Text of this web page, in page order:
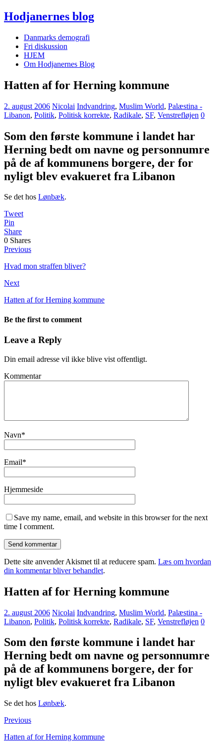
Hodjanernes blog
Danmarks demografi
Fri diskussion
HJEM
Om Hodjanernes Blog
Hatten af for Herning kommune
2. august 2006 Nicolai Indvandring, Muslim World, Palæstina -
Libanon, Politik, Politisk korrekte, Radikale, SF, Venstrefløjen 0
Som den første kommune i landet har
Herning bedt om navne og personnumre
på de af kommunens borgere, der for
nyligt blev evakueret fra Libanon
Se det hos Lønbæk.
Tweet
Pin
Share
0 Shares
Previous
Hvad mon straffen bliver?
Next
Hatten af for Herning kommune
Be the first to comment
Leave a Reply
Din email adresse vil ikke blive vist offentligt.
Kommentar
Navn*
Email*
Hjemmeside
Save my name, email, and website in this browser for the next
time I comment.
Dette site anvender Akismet til at reducere spam. Læs om hvordan
din kommentar bliver behandlet.
Hatten af for Herning kommune
2. august 2006 Nicolai Indvandring, Muslim World, Palæstina -
Libanon, Politik, Politisk korrekte, Radikale, SF, Venstrefløjen 0
Som den første kommune i landet har
Herning bedt om navne og personnumre
på de af kommunens borgere, der for
nyligt blev evakueret fra Libanon
Se det hos Lønbæk.
Previous
Hatten af for Herning kommune